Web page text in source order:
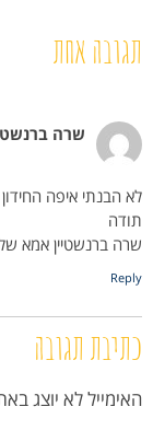
תגובה אחת
שרה
לא הבנתי איפה
תודה
שרה ברנשטיין אמא
Reply
כתיבת תגובה
האימייל לא יוצג